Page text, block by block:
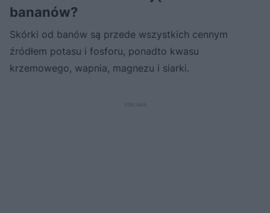
bananów?
Skórki od banów są przede wszystkich cennym
źródłem potasu i fosforu, ponadto kwasu
krzemowego, wapnia, magnezu i siarki.